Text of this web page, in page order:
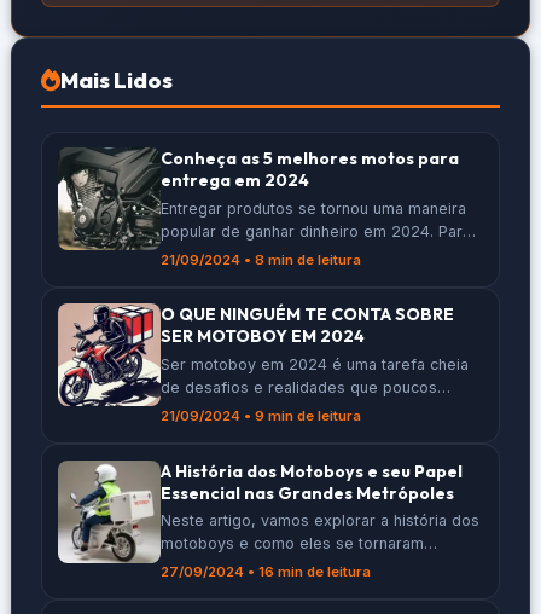
Mais Lidos
Conheça as 5 melhores motos para
entrega em 2024
Entregar produtos se tornou uma maneira
popular de ganhar dinheiro em 2024. Para
quem quer se destacar nesse trabalho, é
artigo, vamos apresentar as 5 melhores
motos para entrega deste ano, ajudando
você a decidir qual se encaixa melhor nas
suas necessidades e no seu bolso.
Principais Pontos A […]
21/09/2024 • 8 min de leitura
O QUE NINGUÉM TE CONTA SOBRE
SER MOTOBOY EM 2024
Ser motoboy em 2024 é uma tarefa cheia
de desafios e realidades que poucos
conhecem. Enquanto muitos veem apenas a
constante por melhores condições. Vamos
explorar os principais aspectos dessa
profissão que merece mais atenção e
respeito. Principais Conclusões Desafios
[…]
21/09/2024 • 9 min de leitura
A História dos Motoboys e seu Papel
Essencial nas Grandes Metrópoles
Neste artigo, vamos explorar a história dos
motoboys e como eles se tornaram
essenciais nas grandes cidades. Desde o
27/09/2024 • 16 min de leitura